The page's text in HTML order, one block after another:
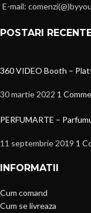
E-mail:
POSTARI
360 VIDEO Booth –
30 martie 2022 1
PERFUMARTE –
11 septembrie 2019 1
INFORMATII
Cum comand
Cum se livreaza